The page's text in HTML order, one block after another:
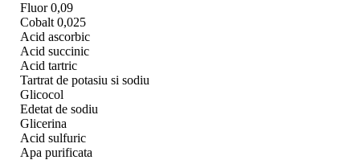
Fluor 0,09
Cobalt 0,025
Acid ascorbic
Acid succinic
Acid tartric
Tartrat de potasiu si sodiu
Glicocol
Edetat de sodiu
Glicerina
Acid sulfuric
Apa purificata